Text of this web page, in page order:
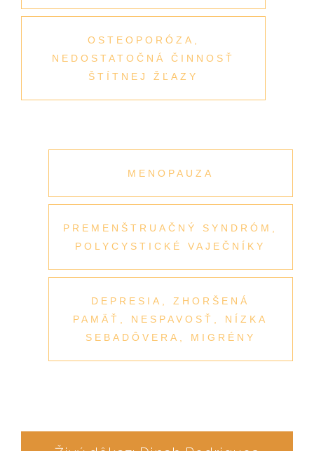
OSTEOPORÓZA,
NEDOSTATOČNÁ ČINNOSŤ
ŠTÍTNEJ ŽĽAZY
MENOPAUZA
PREMENŠTRUAČNÝ SYNDRÓM,
POLYCYSTICKÉ VAJEČNÍKY
DEPRESIA, ZHORŠENÁ
PAMÄŤ, NESPAVOSŤ, NÍZKA
SEBADÔVERA, MIGRÉNY